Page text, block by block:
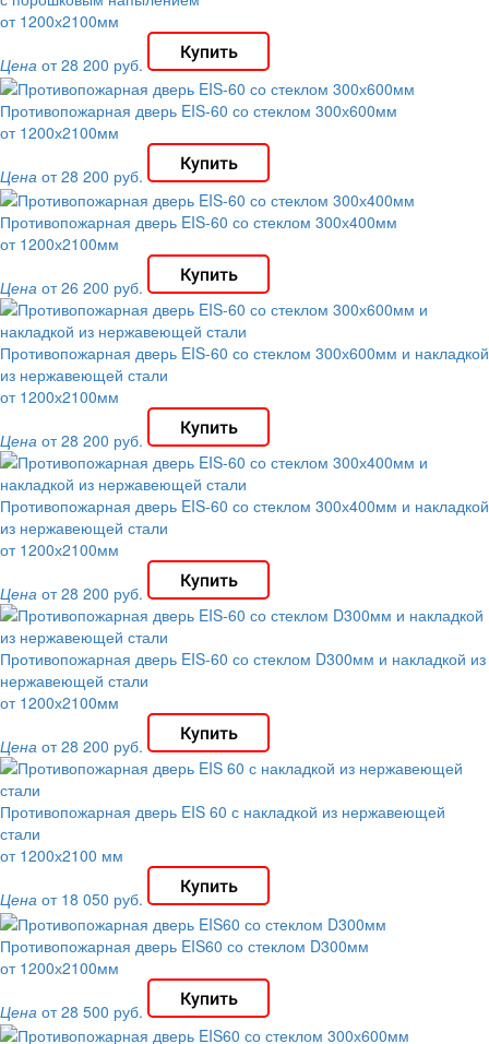
от 1200х2100мм
Цена от 28 200 руб.
Противопожарная дверь EIS-60 со стеклом 300х600мм
от 1200х2100мм
Цена от 28 200 руб.
Противопожарная дверь EIS-60 со стеклом 300х400мм
от 1200х2100мм
Цена от 26 200 руб.
Противопожарная дверь EIS-60 со стеклом 300х600мм и накладкой
из нержавеющей стали
от 1200х2100мм
Цена от 28 200 руб.
Противопожарная дверь EIS-60 со стеклом 300х400мм и накладкой
из нержавеющей стали
от 1200х2100мм
Цена от 28 200 руб.
Противопожарная дверь EIS-60 со стеклом D300мм и накладкой из
нержавеющей стали
от 1200х2100мм
Цена от 28 200 руб.
Противопожарная дверь EIS 60 с накладкой из нержавеющей
стали
от 1200х2100 мм
Цена от 18 050 руб.
Противопожарная дверь EIS60 со стеклом D300мм
от 1200х2100мм
Цена от 28 500 руб.